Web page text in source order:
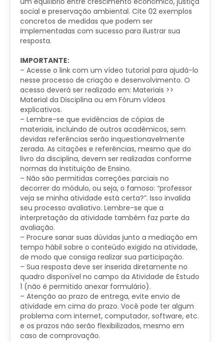
social e preservação ambiental. Cite 02 exemplos
concretos de medidas que podem ser
implementadas com sucesso para ilustrar sua
resposta.
IMPORTANTE:
– Acesse o link com um vídeo tutorial para ajudá-lo
nesse processo de criação e desenvolvimento. O
acesso deverá ser realizado em: Materiais >>
Material da Disciplina ou em Fórum vídeos
explicativos.
– Lembre-se que evidências de cópias de
materiais, incluindo de outros acadêmicos, sem
devidas referências serão inquestionavelmente
zerada. As citações e referências, mesmo que do
livro da disciplina, devem ser realizadas conforme
normas da Instituição de Ensino.
– Não são permitidas correções parciais no
decorrer do módulo, ou seja, o famoso: “professor
veja se minha atividade está certa?”. Isso invalida
seu processo avaliativo. Lembre-se que a
interpretação da atividade também faz parte da
avaliação.
– Procure sanar suas dúvidas junto a mediação em
tempo hábil sobre o conteúdo exigido na atividade,
de modo que consiga realizar sua participação.
– Sua resposta deve ser inserida diretamente no
quadro disponível no campo da Atividade de Estudo
1 (não é permitido anexar formulário).​​
– Atenção ao prazo de entrega, evite envio de
atividade em cima do prazo. Você pode ter algum
problema com internet, computador, software, etc.
e os prazos não serão flexibilizados, mesmo em
caso de comprovação.